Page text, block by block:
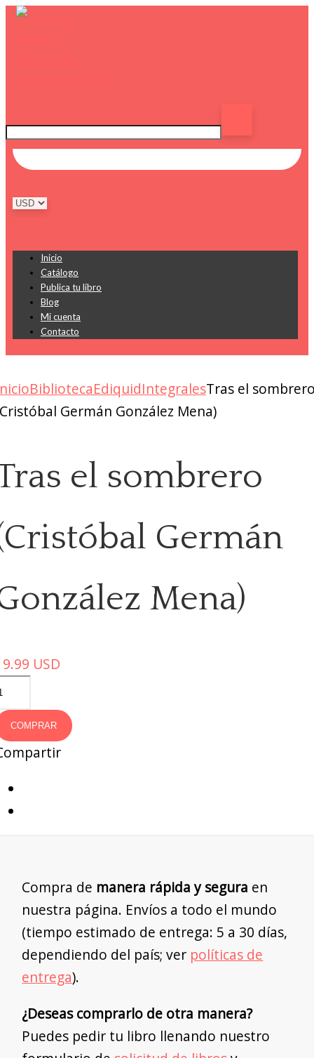
Inicio
Catálogo
Publica tu libro
Blog
Mi cuenta
Contacto
BibliotecaEdiquidIntegralesTras el
Germán González Mena)
el sombrero
Germán
Mena)
USD
COMPRAR
Compra de manera rápida y segura en
nuestra página. Envíos a todo el mundo
(tiempo estimado de entrega: 5 a 30 días,
dependiendo del país; ver políticas de
entrega).
¿Deseas comprarlo de otra manera?
Puedes pedir tu libro llenando nuestro